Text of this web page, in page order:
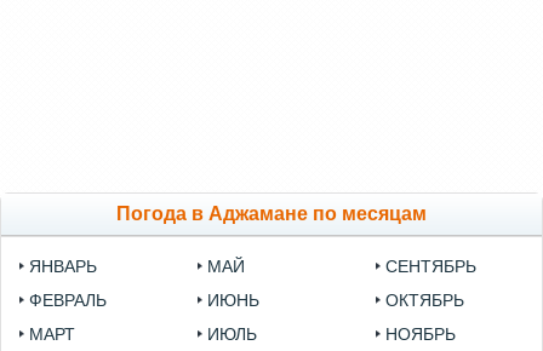
Погода в Аджамане по месяцам
ЯНВАРЬ
ФЕВРАЛЬ
МАРТ
МАЙ
ИЮНЬ
ИЮЛЬ
СЕНТЯБРЬ
ОКТЯБРЬ
НОЯБРЬ